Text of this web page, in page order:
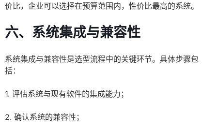
价比，企业可以选择在预算范围内，性价比最高的系统。
六、系统集成与兼容性
系统集成与兼容性是选型流程中的关键环节。具体步骤包
括：
1. 评估系统与现有软件的集成能力；
2. 确认系统的兼容性；